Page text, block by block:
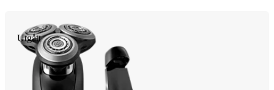
Utgått